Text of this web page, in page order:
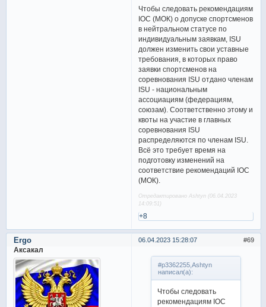
Чтобы следовать рекомендациям
IOC (МОК) о допуске спортсменов
в нейтральном статусе по
индивидуальным заявкам, ISU
должен изменить свои уставные
требования, в которых право
заявки спортсменов на
соревнования ISU отдано членам
ISU - национальным
ассоциациям (федерациям,
союзам). Соответственно этому и
квоты на участие в главных
соревнования ISU
распределяются по членам ISU.
Всё это требует время на
подготовку изменений на
соответствие рекомендаций IOC
(МОК).
Отредактировано Ashtyn (06.04.2023
14:09:51)
+8
69
06.04.2023 15:28:07
Ergo
Аксакал
#p3362255,Ashtyn
написал(а):
Чтобы следовать
рекомендациям IOC